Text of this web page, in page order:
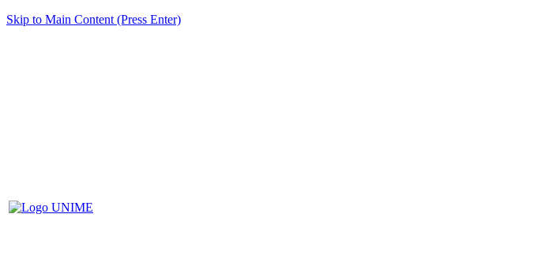
Skip to Main Content (Press Enter)